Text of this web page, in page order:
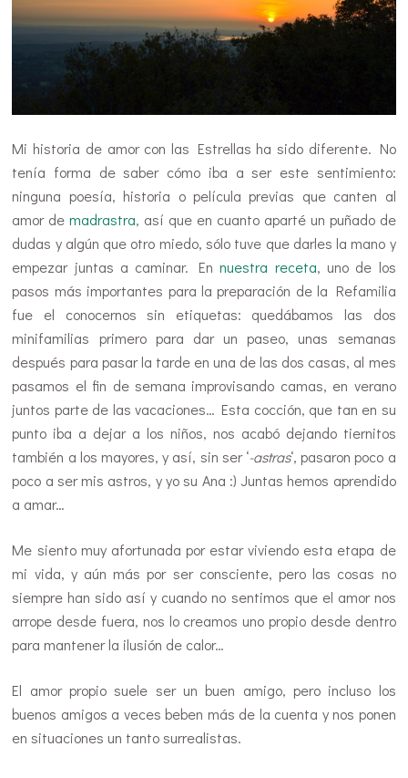
Mi historia de amor con las Estrellas ha sido diferente. No
tenía forma de saber cómo iba a ser este sentimiento:
ninguna poesía, historia o película previas que canten al
amor demadrastra, así que en cuanto aparté un puñado de
dudas y algún que otro miedo, sólo tuve que darles la mano y
empezar juntas a caminar. Ennuestra receta, uno de los
pasos más importantes para la preparación de la Refamilia
fue el conocernos sin etiquetas: quedábamos las dos
minifamilias primero para dar un paseo, unas semanas
después para pasar la tarde en una de las dos casas, al mes
pasamos el fin de semana improvisando camas, en verano
juntos parte de las vacaciones… Esta cocción, que tan en su
punto iba a dejar a los niños, nos acabó dejando tiernitos
también a los mayores, y así, sin ser ‘-astras‘, pasaron poco a
poco a ser mis astros, y yo su Ana :) Juntas hemos aprendido
a amar…
Me siento muy afortunada por estar viviendo esta etapa de
mi vida, y aún más por ser consciente, pero las cosas no
siempre han sido así y cuando no sentimos que el amor nos
arrope desde fuera, nos lo creamos uno propio desde dentro
para mantener la ilusión de calor…
El amor propio suele ser un buen amigo, pero incluso los
buenos amigos a veces beben más de la cuenta y nos ponen
en situaciones un tanto surrealistas.